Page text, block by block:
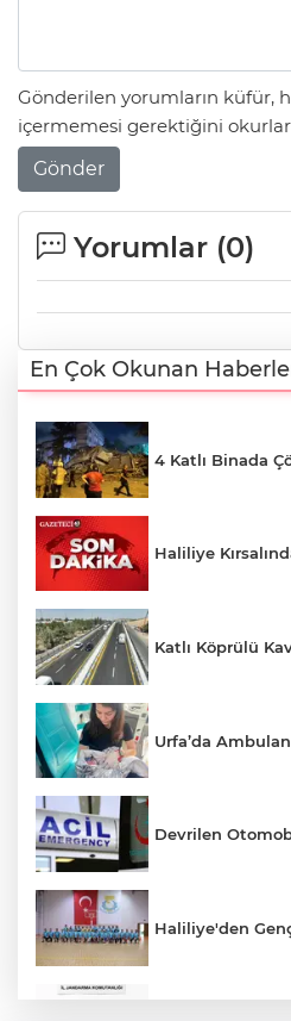
Gönderilen yorumların küfür,
içermemesi gerektiğini
Gönder
Yorumlar (0)
En Çok Okunan
4 Katlı Binada
Haliliye
Katlı Köprülü
Urfa’da
Devrilen
Haliliye'den